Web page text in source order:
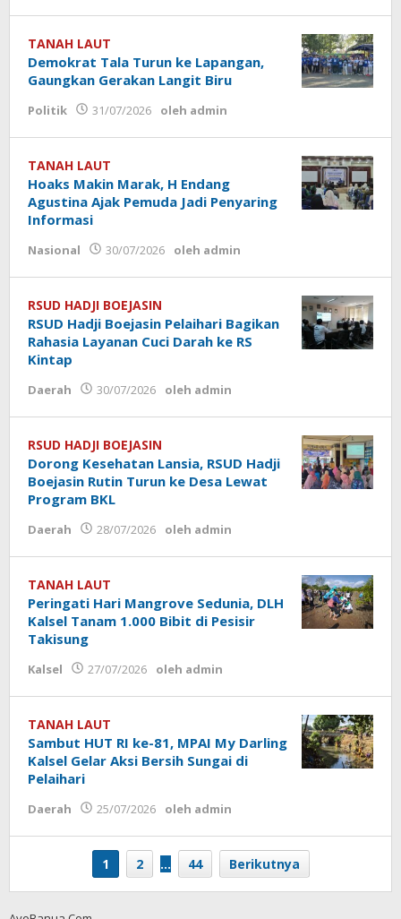
TANAH LAUT
Demokrat Tala Turun ke Lapangan,
Gaungkan Gerakan Langit Biru
Politik 31/07/2026 oleh admin
TANAH LAUT
Hoaks Makin Marak, H Endang
Agustina Ajak Pemuda Jadi Penyaring
Informasi
Nasional 30/07/2026 oleh admin
RSUD HADJI BOEJASIN
RSUD Hadji Boejasin Pelaihari Bagikan
Rahasia Layanan Cuci Darah ke RS
Kintap
Daerah 30/07/2026 oleh admin
RSUD HADJI BOEJASIN
Dorong Kesehatan Lansia, RSUD Hadji
Boejasin Rutin Turun ke Desa Lewat
Program BKL
Daerah 28/07/2026 oleh admin
TANAH LAUT
Peringati Hari Mangrove Sedunia, DLH
Kalsel Tanam 1.000 Bibit di Pesisir
Takisung
Kalsel 27/07/2026 oleh admin
TANAH LAUT
Sambut HUT RI ke-81, MPAI My Darling
Kalsel Gelar Aksi Bersih Sungai di
Pelaihari
Daerah 25/07/2026 oleh admin
1 2 … 44 Berikutnya